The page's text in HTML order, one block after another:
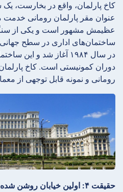
کاخ پارلمان، واقع در بخارست،
عنوان مقر پارلمان رومانی خدمت
عظیمش مشهور است و یکی از
ساختمان‌های اداری در سطح
در سال ۱۹۸۴ آغاز شد و
دوران کمونیستی است. کاخ
رومانی و نمونه قابل توجهی از
حقیقت ۴: اولین خیابان